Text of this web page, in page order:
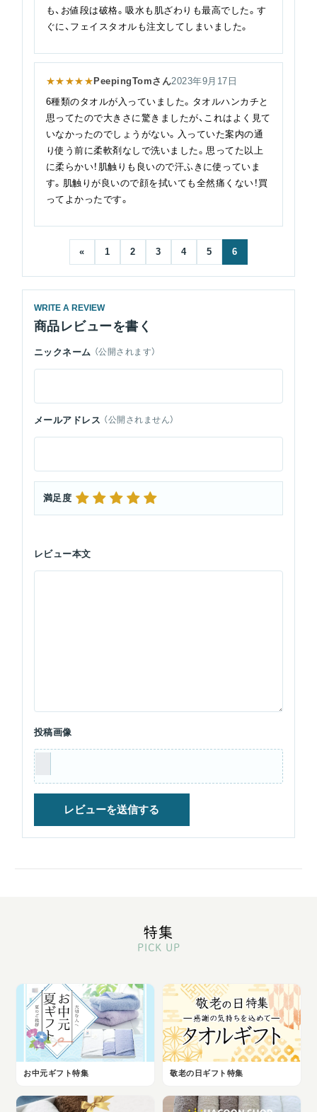
も、お値段は破格。吸水も肌ざわりも最高でした。す
ぐに、フェイスタオルも注文してしまいました。
★★★★★ PeepingTomさん2023年9月17日
6種類のタオルが入っていました。タオルハンカチと
思ってたので大きさに驚きましたが、これはよく見て
いなかったのでしょうがない。入っていた案内の通
り使う前に柔軟剤なしで洗いました。思ってた以上
に柔らかい！肌触りも良いので汗ふきに使っていま
す。肌触りが良いので顔を拭いても全然痛くない！買
ってよかったです。
« 1 2 3 4 5 6
WRITE A REVIEW
商品レビューを書く
ニックネーム （公開されます）
メールアドレス （公開されません）
満足度
レビュー本文
投稿画像
特集
PICK UP
お中元ギフト特集 敬老の日ギフト特集